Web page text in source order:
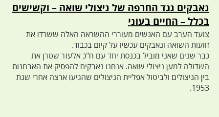
נאבקים נגד החרפה של ניצולי שואה – וקשישים
בכלל – החיים בעוני
צועד הערב עם האנשים מעוררי ההשראה האלה ששרדו את
זוועות השואה ונאבקים עכשיו על קיום בכבוד.
כבר שנים שאני מוביל בכנסת יחד עם ח"כ אלעזר שטרן את
השדולה למען ניצולי שואה. אנחנו נאבקים להפסיק את האבחנות
בין הניצולים ולביטול אפליית הניצולים שהגיעו ארצה אחרי שנת
1953.